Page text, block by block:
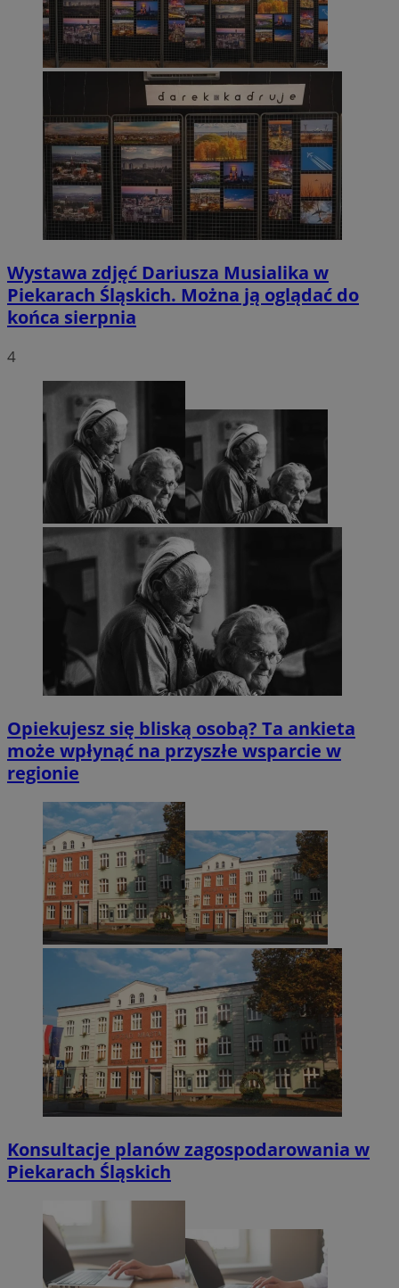
Wystawa zdjęć Dariusza Musialika w
Piekarach Śląskich. Można ją oglądać do
końca sierpnia
4
Opiekujesz się bliską osobą? Ta ankieta
może wpłynąć na przyszłe wsparcie w
regionie
Konsultacje planów zagospodarowania w
Piekarach Śląskich